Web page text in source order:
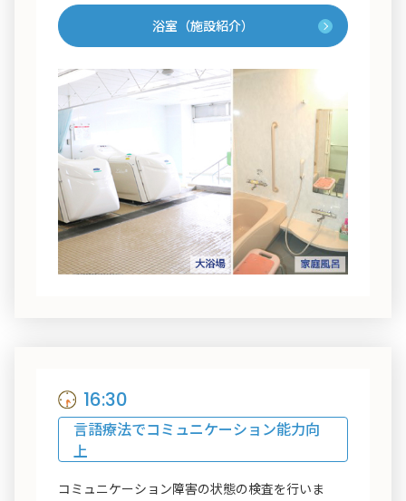
浴室（施設紹介）
16:30
言語療法でコミュニケーション能力向
上
コミュニケーション障害の状態の検査を行いま